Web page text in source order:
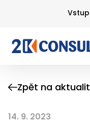
Zpět na
14. 9. 2023